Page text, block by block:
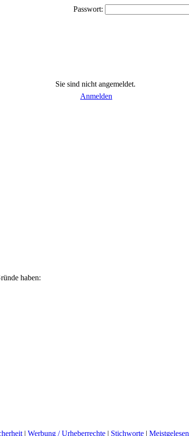
Passwort:
Sie sind nicht angemeldet.
Anmelden
haben:
| Werbung / Urheberrechte | Stichworte | Meistgelesen